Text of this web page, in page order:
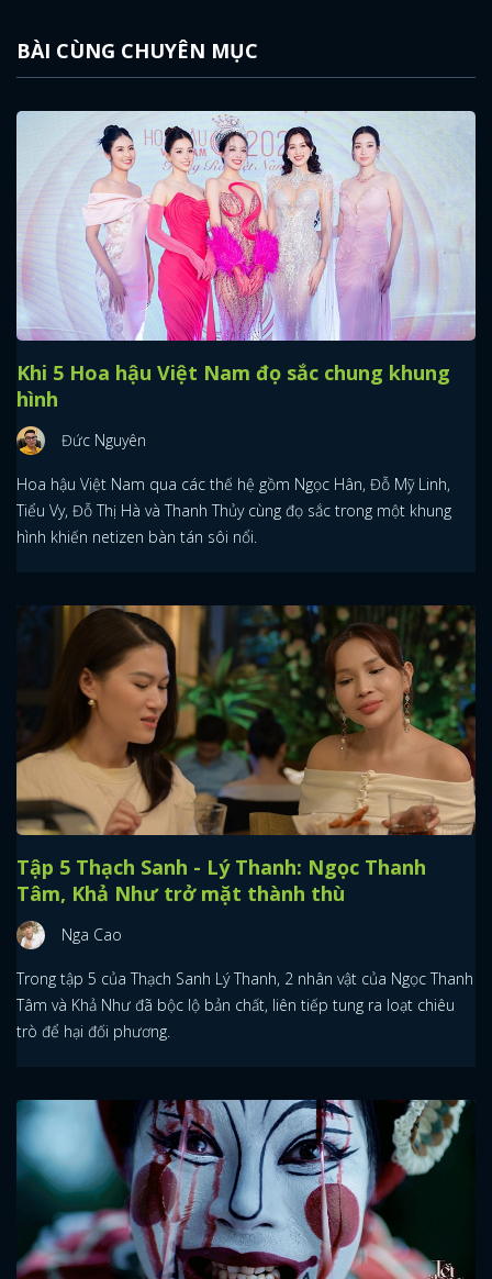
BÀI CÙNG CHUYÊN MỤC
Khi 5 Hoa hậu Việt Nam đọ sắc chung khung
hình
Đức Nguyên
Hoa hậu Việt Nam qua các thế hệ gồm Ngọc Hân, Đỗ Mỹ Linh,
Tiểu Vy, Đỗ Thị Hà và Thanh Thủy cùng đọ sắc trong một khung
hình khiến netizen bàn tán sôi nổi.
Tập 5 Thạch Sanh - Lý Thanh: Ngọc Thanh
Tâm, Khả Như trở mặt thành thù
Nga Cao
Trong tập 5 của Thạch Sanh Lý Thanh, 2 nhân vật của Ngọc Thanh
Tâm và Khả Như đã bộc lộ bản chất, liên tiếp tung ra loạt chiêu
trò để hại đối phương.